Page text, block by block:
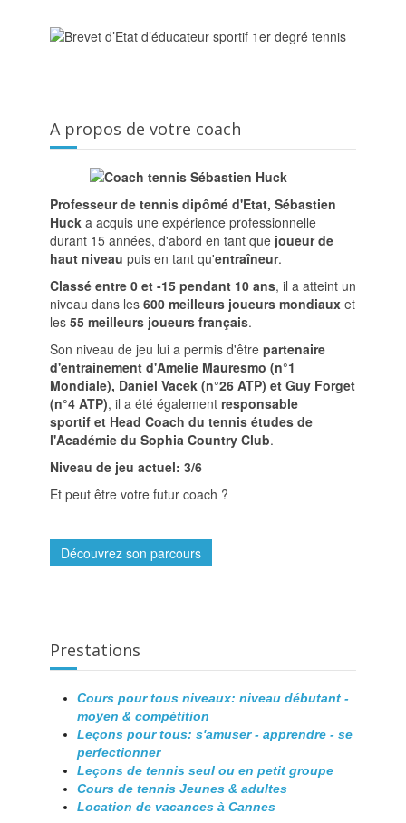
A propos de votre coach
Professeur de tennis dipômé d'Etat, Sébastien
Huck a acquis une expérience professionnelle
durant 15 années, d'abord en tant que joueur de
haut niveau puis en tant qu'entraîneur.
Classé entre 0 et -15 pendant 10 ans, il a atteint un
niveau dans les 600 meilleurs joueurs mondiaux et
les 55 meilleurs joueurs français.
Son niveau de jeu lui a permis d'être partenaire
d'entrainement d'Amelie Mauresmo (n°1
Mondiale), Daniel Vacek (n°26 ATP) et Guy Forget
(n°4 ATP), il a été également responsable
sportif et Head Coach du tennis études de
l'Académie du Sophia Country Club.
Niveau de jeu actuel: 3/6
Et peut être votre futur coach ?
Découvrez son parcours
Prestations
Cours pour tous niveaux: niveau débutant -
moyen & compétition
Leçons pour tous: s'amuser - apprendre - se
perfectionner
Leçons de tennis seul ou en petit groupe
Cours de tennis Jeunes & adultes
Location de vacances à Cannes